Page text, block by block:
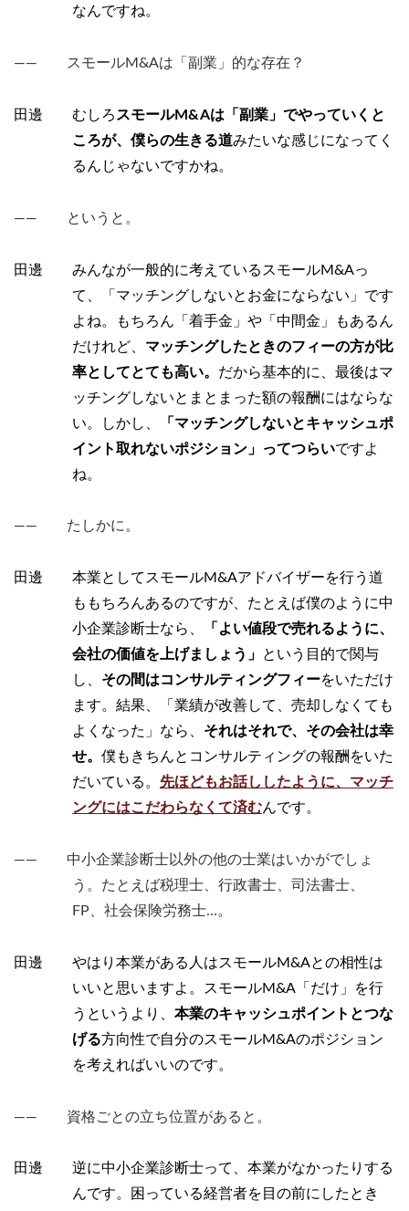
なんですね。
―― スモールM&Aは「副業」的な存在？
田邊 むしろ スモールM&Aは「副業」でやっていくと
ころが、僕らの生きる道みたいな感じになってく
るんじゃないですかね。
―― というと。
田邊 みんなが一般的に考えているスモールM&Aっ
て、「マッチングしないとお金にならない」です
よね。もちろん「着手金」や「中間金」もあるん
だけれど、 マッチングしたときのフィーの方が比
率としてとても高い。 だから基本的に、最後はマ
ッチングしないとまとまった額の報酬にはならな
い。しかし、
「マッチングしないとキャッシュポ
イント取れないポジション」ってつらいですよ
ね。
―― たしかに。
田邊 本業としてスモールM&Aアドバイザーを行う道
ももちろんあるのですが、たとえば僕のように中
小企業診断士なら、
「よい値段で売れるように、
会社の価値を上げましょう」
という目的で関与
し、 その間はコンサルティングフィーをいただけ
ます。結果、「業績が改善して、売却しなくても
よくなった」なら、 それはそれで、その会社は幸
せ。 僕もきちんとコンサルティングの報酬をいた
だいている。 先ほどもお話ししたように、マッチ
ングにはこだわらなくて済むんです。
―― 中小企業診断士以外の他の士業はいかがでしょ
う。たとえば税理士、行政書士、司法書士、
FP、社会保険労務士…。
田邊 やはり本業がある人はスモールM&Aとの相性は
いいと思いますよ。スモールM&A「だけ」を行
うというより、 本業のキャッシュポイントとつな
げる方向性で自分のスモールM&Aのポジション
を考えればいいのです。
―― 資格ごとの立ち位置があると。
田邊 逆に中小企業診断士って、本業がなかったりする
んです。困っている経営者を目の前にしたとき